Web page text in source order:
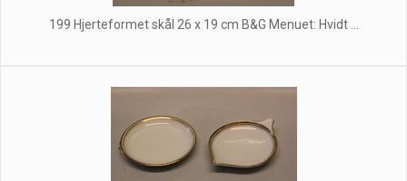
199 Hjerteformet skål 26 x 19 cm B&G Menuet: Hvidt ...